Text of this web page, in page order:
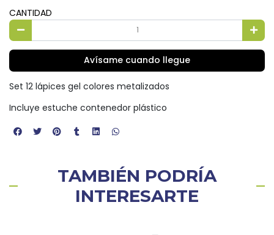
CANTIDAD
Avísame cuando llegue
Set 12 lápices gel colores metalizados
Incluye estuche contenedor plástico
TAMBIÉN PODRÍA
INTERESARTE